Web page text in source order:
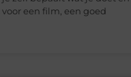
een film, een goed